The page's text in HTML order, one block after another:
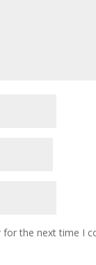
for the next time I